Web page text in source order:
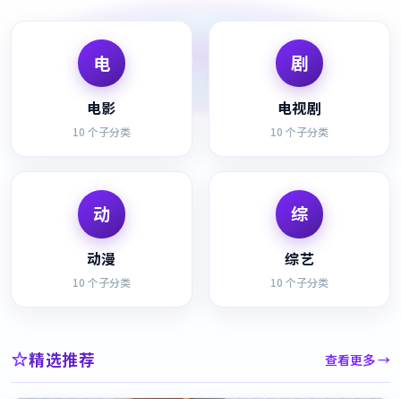
电
电影
10 个子分类
剧
电视剧
10 个子分类
动
动漫
10 个子分类
综
综艺
10 个子分类
精选推荐 查看更多 →